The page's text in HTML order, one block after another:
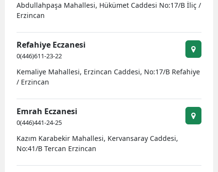
Denizli
Edirne
Erzurum
Abdullahpaşa Mahallesi, Hükümet Caddesi No:17/B İliç /
Erzincan
Refahiye Eczanesi
0(446)611-23-22
Kemaliye Mahallesi, Erzincan Caddesi, No:17/B Refahiye
/ Erzincan
Emrah Eczanesi
0(446)441-24-25
Kazım Karabekir Mahallesi, Kervansaray Caddesi,
No:41/B Tercan Erzincan